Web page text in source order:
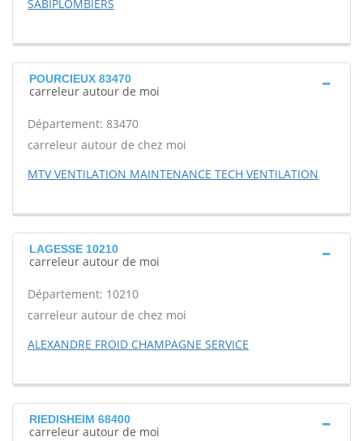
SABIPLOMBIERS
POURCIEUX 83470
carreleur autour de moi
Département: 83470
carreleur autour de chez moi
MTV VENTILATION MAINTENANCE TECH VENTILATION
LAGESSE 10210
carreleur autour de moi
Département: 10210
carreleur autour de chez moi
ALEXANDRE FROID CHAMPAGNE SERVICE
RIEDISHEIM 68400
carreleur autour de moi